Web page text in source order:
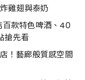
雞翅與泰奶
百款特色啤酒、40
搶先看
！藝廊般質感空間